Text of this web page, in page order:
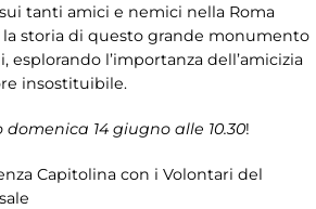
tanti amici e nemici nella Roma
storia di questo grande monumento
esplorando l’importanza dell’amicizia
insostituibile.
14 giugno alle 10.30!
Capitolina con i Volontari del